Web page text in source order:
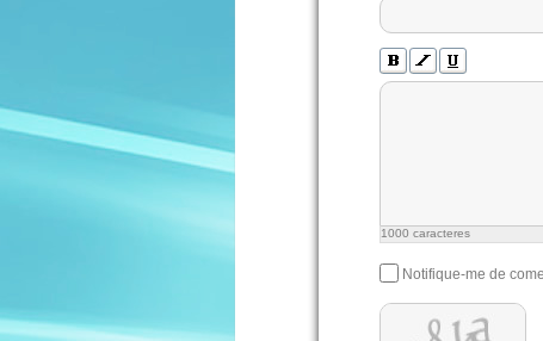
1000 caracteres
Notifique-me de